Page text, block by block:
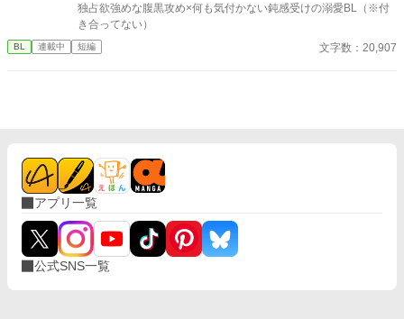
独占欲強めな腹黒攻め×何も気付かない鈍感受けの溺愛BL（※付
き合ってない）
BL 連載中 短編 文字数：20,907
アプリ一覧
公式SNS一覧